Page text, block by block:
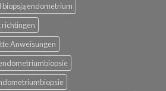
biopsją endometrium
richtingen
Anweisungen